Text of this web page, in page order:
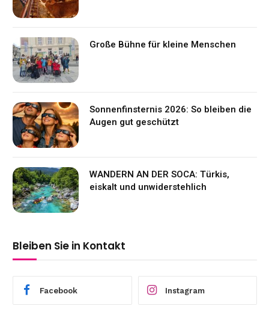
Große Bühne für kleine Menschen
Sonnenfinsternis 2026: So bleiben die
Augen gut geschützt
WANDERN AN DER SOCA: Türkis,
eiskalt und unwiderstehlich
Bleiben Sie in Kontakt
Facebook Instagram